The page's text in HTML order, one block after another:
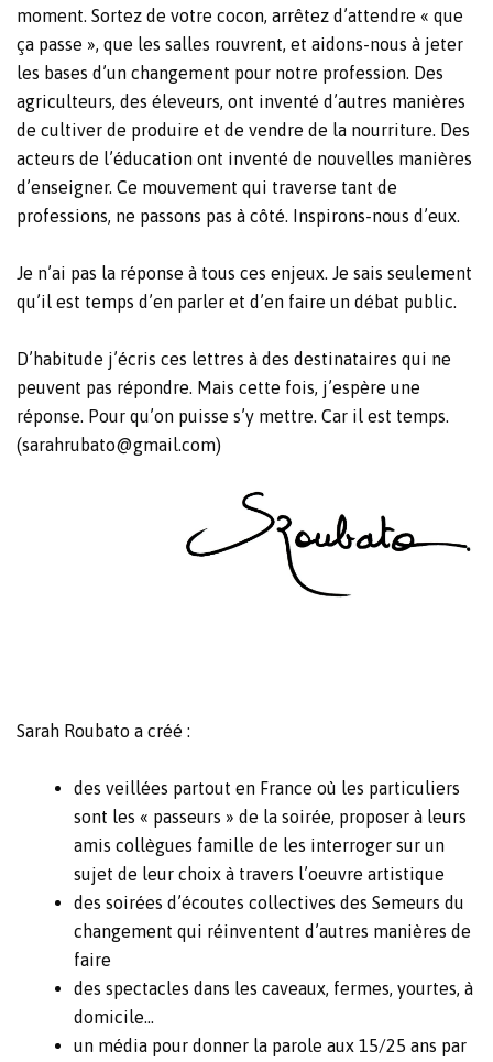
moment. Sortez de votre cocon, arrêtez d’attendre « que
ça passe », que les salles rouvrent, et aidons-nous à jeter
les bases d’un changement pour notre profession. Des
agriculteurs, des éleveurs, ont inventé d’autres manières
de cultiver de produire et de vendre de la nourriture. Des
acteurs de l’éducation ont inventé de nouvelles manières
d’enseigner. Ce mouvement qui traverse tant de
professions, ne passons pas à côté. Inspirons-nous d’eux.
Je n’ai pas la réponse à tous ces enjeux. Je sais seulement
qu’il est temps d’en parler et d’en faire un débat public.
D’habitude j’écris ces lettres à des destinataires qui ne
peuvent pas répondre. Mais cette fois, j’espère une
réponse. Pour qu’on puisse s’y mettre. Car il est temps.
(sarahrubato@gmail.com)
Sarah Roubato a créé :
des veillées partout en France où les particuliers
sont les « passeurs » de la soirée, proposer à leurs
amis collègues famille de les interroger sur un
sujet de leur choix à travers l’oeuvre artistique
des soirées d’écoutes collectives des Semeurs du
changement qui réinventent d’autres manières de
faire
des spectacles dans les caveaux, fermes, yourtes, à
domicile…
un média pour donner la parole aux 15/25 ans par